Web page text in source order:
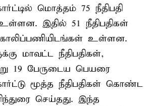
மொத்தம் 75 நீதிபதி
இதில் 51 நீதிபதிகள்
உள்ளன.
மாவட்ட நீதிபதிகள்,
19 பேருடைய பெயரை
மூத்த நீதிபதிகள் கொண்ட
செய்தது. இந்த